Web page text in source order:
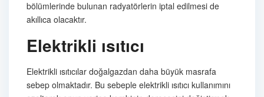
bölümlerinde bulunan radyatörlerin iptal edilmesi de
akıllıca olacaktır.
Elektrikli ısıtıcı
Elektrikli ısıtıcılar doğalgazdan daha büyük masrafa
sebep olmaktadır. Bu sebeple elektrikli ısıtıcı kullanımını